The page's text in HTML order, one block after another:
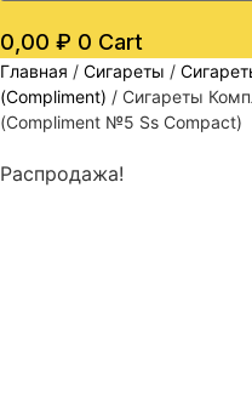
0,00 ₽ 0 Cart
Главная / Сигареты /
(Compliment) / Сигареты
(Compliment №5 Ss Compact)
Распродажа!